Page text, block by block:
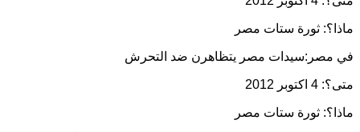
ثورة ستات مصر
مصر يتظاهرن ضد التحرش
2012
ثورة ستات مصر